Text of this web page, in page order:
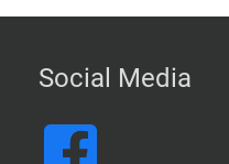
Social Media